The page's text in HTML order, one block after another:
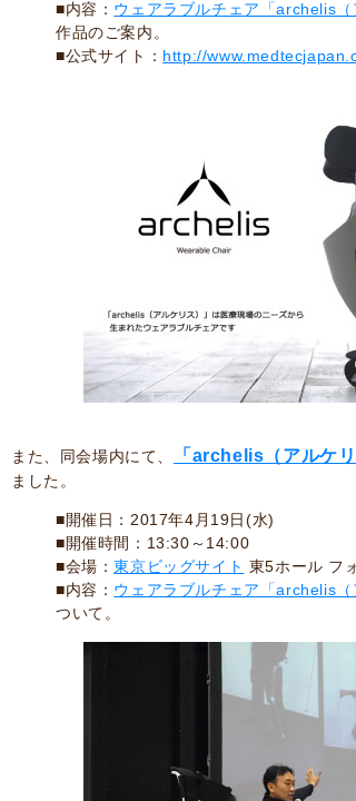
■内容： ウェアラブルチェア「archelis
作品のご案内。
■公式サイト： http://
また、同会場内にて、 「archelis（アルケ
ました。
■開催日：2017年4月19日(水)
■開催時間：13:30～14:00
■会場：東京ビッグサイト 東5ホール フ
■内容： ウェアラブルチェア「archelis
ついて。